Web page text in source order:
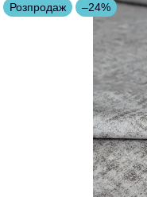
Розпродаж –24%